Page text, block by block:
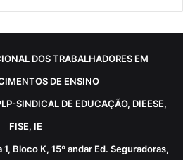
DOS TRABALHADORES EM
DE ENSINO
SINDICAL DE EDUCAÇÃO, DIEESE,
FISE, IE
Bloco K, 15º andar Ed. Seguradoras,